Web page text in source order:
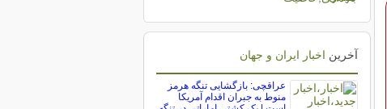
آخرین اخبار ایران و جهان
عراقچی: بازگشایی تنگه هرمز
منوط به جبران اقدام آمریکا